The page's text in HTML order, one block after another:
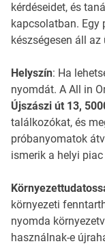
kérdéseidet, és
kapcsolatban. Egy
készségesen áll az
Helyszín: Ha
nyomdát. A All in
Újszászi út 13,
találkozókat, és
próbanyomatok
ismerik a helyi
környezeti
nyomda
használnak-e